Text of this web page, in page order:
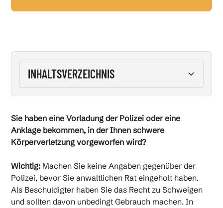
INHALTSVERZEICHNIS
Körperverletzung
Schwere Körperverletzung – Beispiele aus der
Praxis
Sie haben eine Vorladung der Polizei oder eine
Anklage bekommen, in der Ihnen schwere
Körperverletzung vorgeworfen wird?
Wichtig: Machen Sie keine Angaben gegenüber der
Polizei, bevor Sie anwaltlichen Rat eingeholt haben.
Als Beschuldigter haben Sie das Recht zu Schweigen
und sollten davon unbedingt Gebrauch machen. In